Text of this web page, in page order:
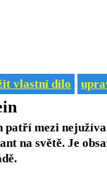
vlastní dílo
patří mezi
na světě. Je